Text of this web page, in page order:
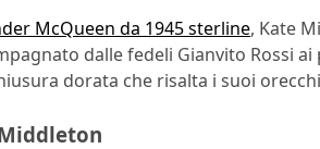
McQueen da 1945 sterline, Kate
dalle fedeli Gianvito Rossi ai
dorata che risalta i suoi